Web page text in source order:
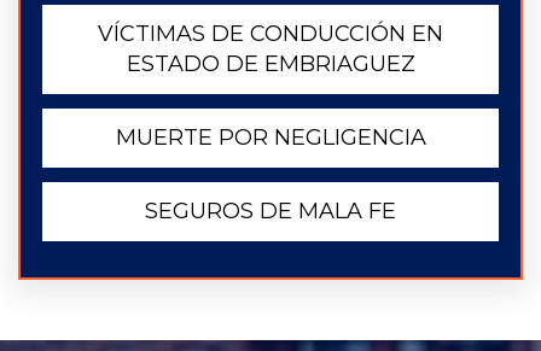
VÍCTIMAS DE CONDUCCIÓN EN
ESTADO DE EMBRIAGUEZ
MUERTE POR NEGLIGENCIA
SEGUROS DE MALA FE